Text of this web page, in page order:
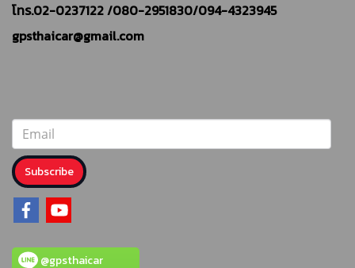
โทร.02-0237122 /080-2951830/094-4323945
gpsthaicar@gmail.com
Subscribe
@gpsthaicar